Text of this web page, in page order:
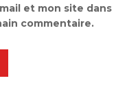
et mon site dans
commentaire.